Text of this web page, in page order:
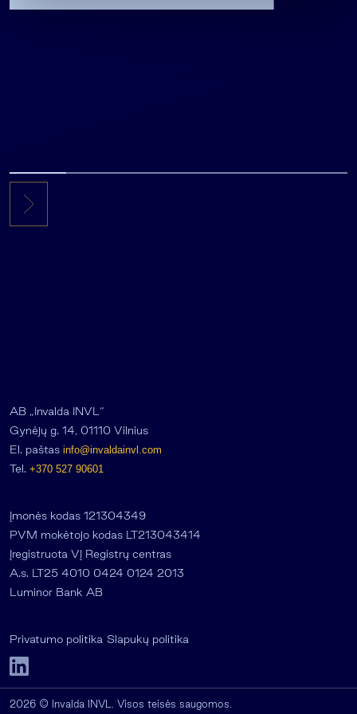
investuojantį fondą pritraukė 17,4
AB „Invalda INVL“
Gynėjų g. 14, 01110 Vilnius
El. paštas info@invaldainvl.com
Tel. +370 527 90601
Įmonės kodas 121304349
PVM mokėtojo kodas LT213043414
Įregistruota VĮ Registrų centras
A.s. LT25 4010 0424 0124 2013
Luminor Bank AB
Privatumo politika Slapukų politika
2026 © Invalda INVL. Visos teisės saugomos.